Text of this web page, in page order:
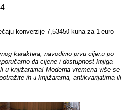
konverzije 7,53450 kuna za 1 euro
karaktera, navodimo prvu cijenu po
da cijene i dostupnost knjiga
u knjižarama! Moderna vremena više se
ih u knjižarama, antikvarijatima ili